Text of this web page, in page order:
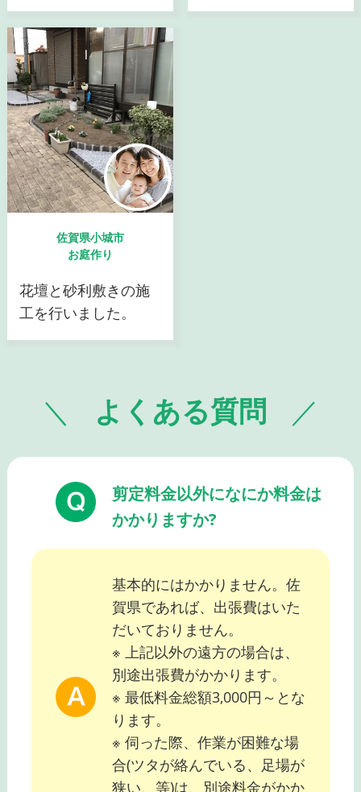
佐賀県小城市
お庭作り
花壇と砂利敷きの施
工を行いました。
よくある質問
剪定料金以外になにか料金は
かかりますか?
基本的にはかかりません。佐
賀県であれば、出張費はいた
だいておりません。
※ 上記以外の遠方の場合は、
別途出張費がかかります。
※ 最低料金総額3,000円～とな
ります。
※ 伺った際、作業が困難な場
合(ツタが絡んでいる、足場が
狭い、等)は、別途料金がかか